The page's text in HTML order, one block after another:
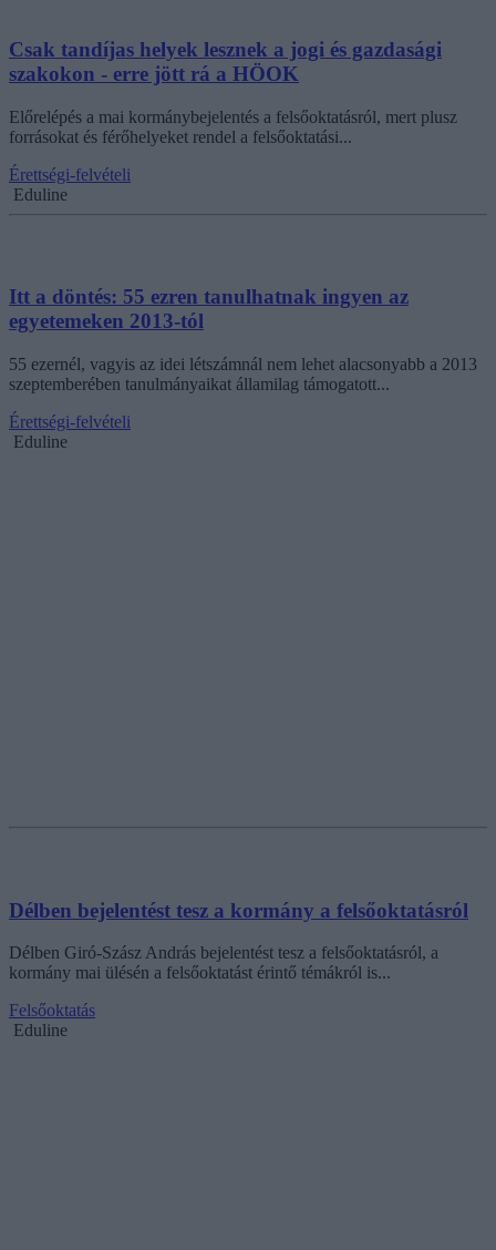
Csak tandíjas helyek lesznek a jogi és gazdasági
szakokon - erre jött rá a HÖOK
Előrelépés a mai kormánybejelentés a felsőoktatásról, mert plusz
forrásokat és férőhelyeket rendel a felsőoktatási...
Érettségi-felvételi
Eduline
Itt a döntés: 55 ezren tanulhatnak ingyen az
egyetemeken 2013-tól
55 ezernél, vagyis az idei létszámnál nem lehet alacsonyabb a 2013
szeptemberében tanulmányaikat államilag támogatott...
Érettségi-felvételi
Eduline
Délben bejelentést tesz a kormány a felsőoktatásról
Délben Giró-Szász András bejelentést tesz a felsőoktatásról, a
kormány mai ülésén a felsőoktatást érintő témákról is...
Felsőoktatás
Eduline